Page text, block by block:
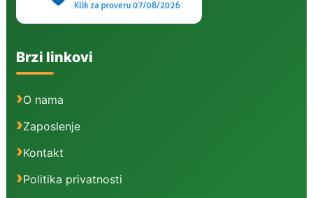
Brzi linkovi
O nama
Zaposlenje
Kontakt
Politika privatnosti